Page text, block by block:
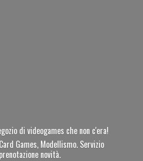
di videogames che non c'era!
Games, Modellismo. Servizio
prenotazione novità.